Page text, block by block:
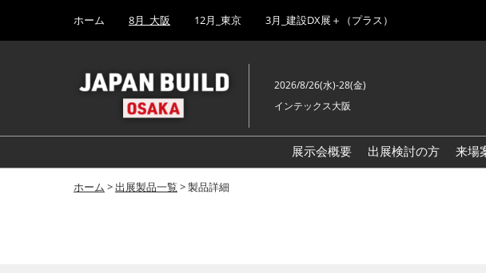
キ
し
to
ホーム 8月_大阪 12月_東京 3月_建設DX展＋（プラス）
2026/8/26(水)-28(金)
インテックス大阪
展示会概要 出展検討の方 来場
ホーム >出展製品一覧 > 製品詳細